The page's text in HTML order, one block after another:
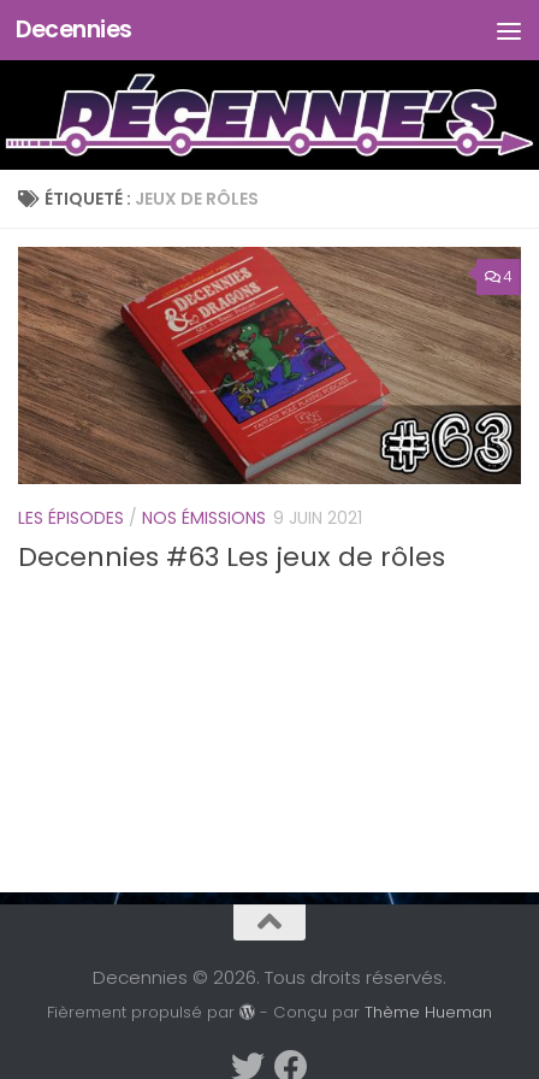
Skip to content
Decennies
ÉTIQUETÉ : JEUX DE RÔLES
4
LES ÉPISODES / NOS ÉMISSIONS 9 JUIN 2021
Decennies #63 Les jeux de rôles
Decennies © 2026. Tous droits réservés.
Fièrement propulsé par - Conçu parThème Hueman